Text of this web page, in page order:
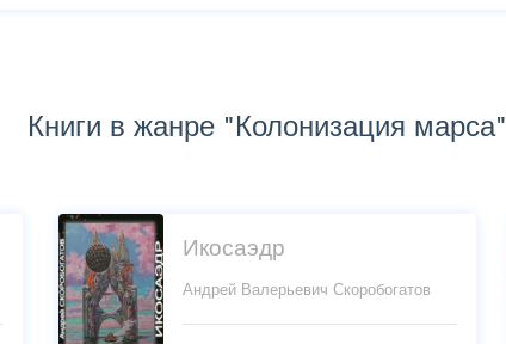
Книги в жанре "Колонизация марса"
Икосаэдр
Андрей Валерьевич Скоробогатов